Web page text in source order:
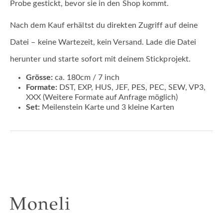
Probe gestickt, bevor sie in den Shop kommt.
Nach dem Kauf erhältst du direkten Zugriff auf deine
Datei – keine Wartezeit, kein Versand. Lade die Datei
herunter und starte sofort mit deinem Stickprojekt.
Grösse: ca. 180cm / 7 inch
Formate: DST, EXP, HUS, JEF, PES, PEC, SEW, VP3,
XXX (Weitere Formate auf Anfrage möglich)
Set: Meilenstein Karte und 3 kleine Karten